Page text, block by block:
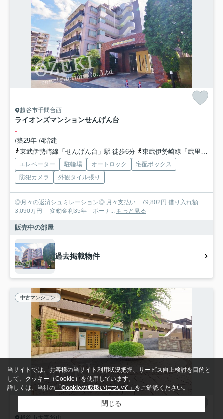
越谷市千間台西
ライオンズマンションせんげん台
-
/築29年 /4階建
東武伊勢崎線「せんげん台」駅 徒歩6分
東武伊勢崎線「武里」駅 徒歩20分
エレベーター 駐輪場 オートロック
宅配ボックス
防犯カメラ
外観タイル張り
◎月々の返済シュミレーション◎ 月々支払い 79,802円 借り入れ額
3,090万円 変動金利35年 ボーナ...
もっと見る
販売中の部屋
過去掲載物件
中古マンション
越谷市大字袋山
当サイトでは、お客様の当サイト利用状況把握、サービス向上検討を目的と
して、クッキー（Cookie）を使用しています。
詳しくは、当社の 「Cookieの取扱いについて」 をご確認ください。
閉じる